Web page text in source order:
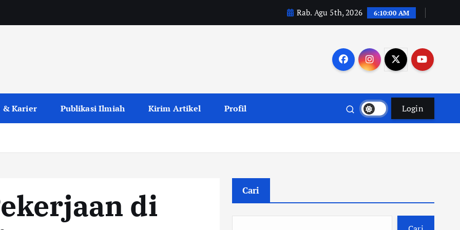
Rab. Agu 5th, 2026 6:10:01 AM
& Karier Publikasi Ilmiah Kirim Artikel Profil Login
di
Cari